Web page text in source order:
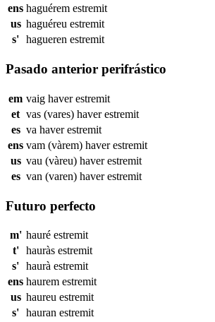
ens haguérem estremit
us haguéreu estremit
s' hagueren estremit
Pasado anterior perifrástico
em vaig haverestremit
et vas (vares) haverestremit
es va haverestremit
ens vam (vàrem) haverestremit
us vau (vàreu) haverestremit
es van (varen) haverestremit
Futuro perfecto
m' hauré estremit
t'
hauràs estremit
s' haurà estremit
ens haurem estremit
us haureu estremit
s' hauran estremit